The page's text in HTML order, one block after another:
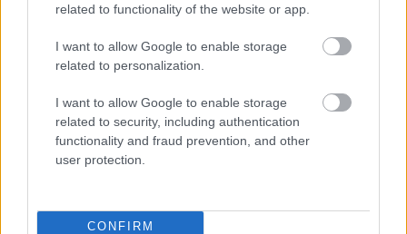
related to functionality of the website or app.
I want to allow Google to enable storage
related to personalization.
I want to allow Google to enable storage
related to security, including authentication
functionality and fraud prevention, and other
user protection.
CONFIRM